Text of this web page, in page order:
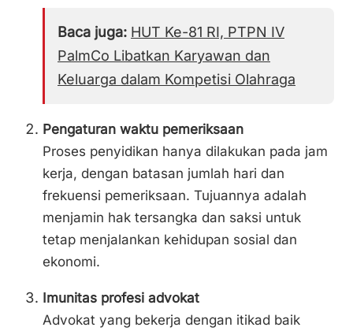
Baca juga: HUT Ke-81 RI, PTPN IV
PalmCo Libatkan Karyawan dan
Keluarga dalam Kompetisi Olahraga
Pengaturan waktu pemeriksaan
Proses penyidikan hanya dilakukan pada jam
kerja, dengan batasan jumlah hari dan
frekuensi pemeriksaan. Tujuannya adalah
menjamin hak tersangka dan saksi untuk
tetap menjalankan kehidupan sosial dan
ekonomi.
Imunitas profesi advokat
Advokat yang bekerja dengan itikad baik